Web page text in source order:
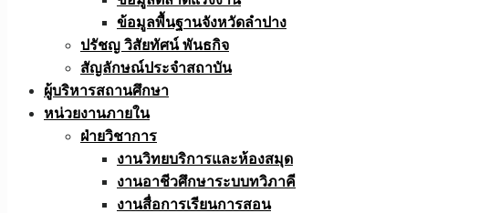
ข้อมูลพื้นฐานจังหวัดลำปาง
ปรัชญ วิสัยทัศน์ พันธกิจ
สัญลักษณ์ประจำสถาบัน
ผู้บริหารสถานศึกษา
หน่วยงานภายใน
ฝ่ายวิชาการ
งานวิทยบริการและห้องสมุด
งานอาชีวศึกษาระบบทวิภาคี
งานสื่อการเรียนการสอน